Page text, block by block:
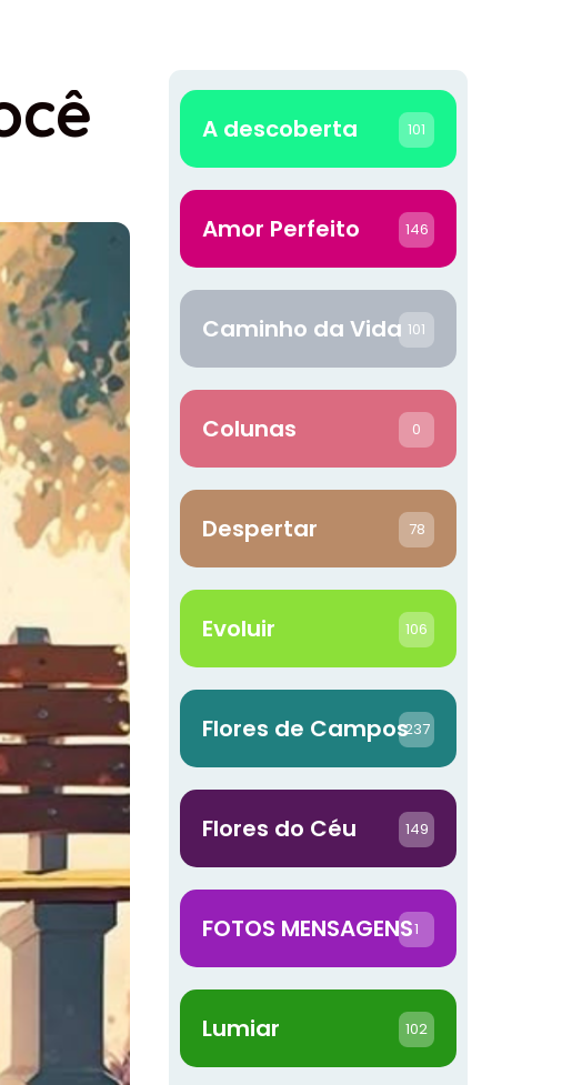
A descoberta 101
Amor Perfeito 146
Caminho da Vida 101
Colunas 0
Despertar 78
Evoluir 106
Flores de Campos237
Flores do Céu 149
FOTOS MENSAGENS1
Lumiar 102